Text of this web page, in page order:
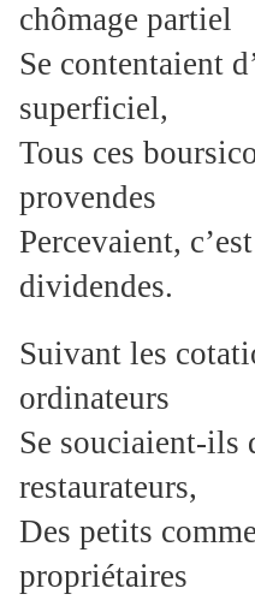
chômage partiel
Se contentaient
superficiel,
Tous ces
provendes
Percevaient,
dividendes.
Suivant les
ordinateurs
Se souciaient-ils
restaurateurs,
Des petits
propriétaires